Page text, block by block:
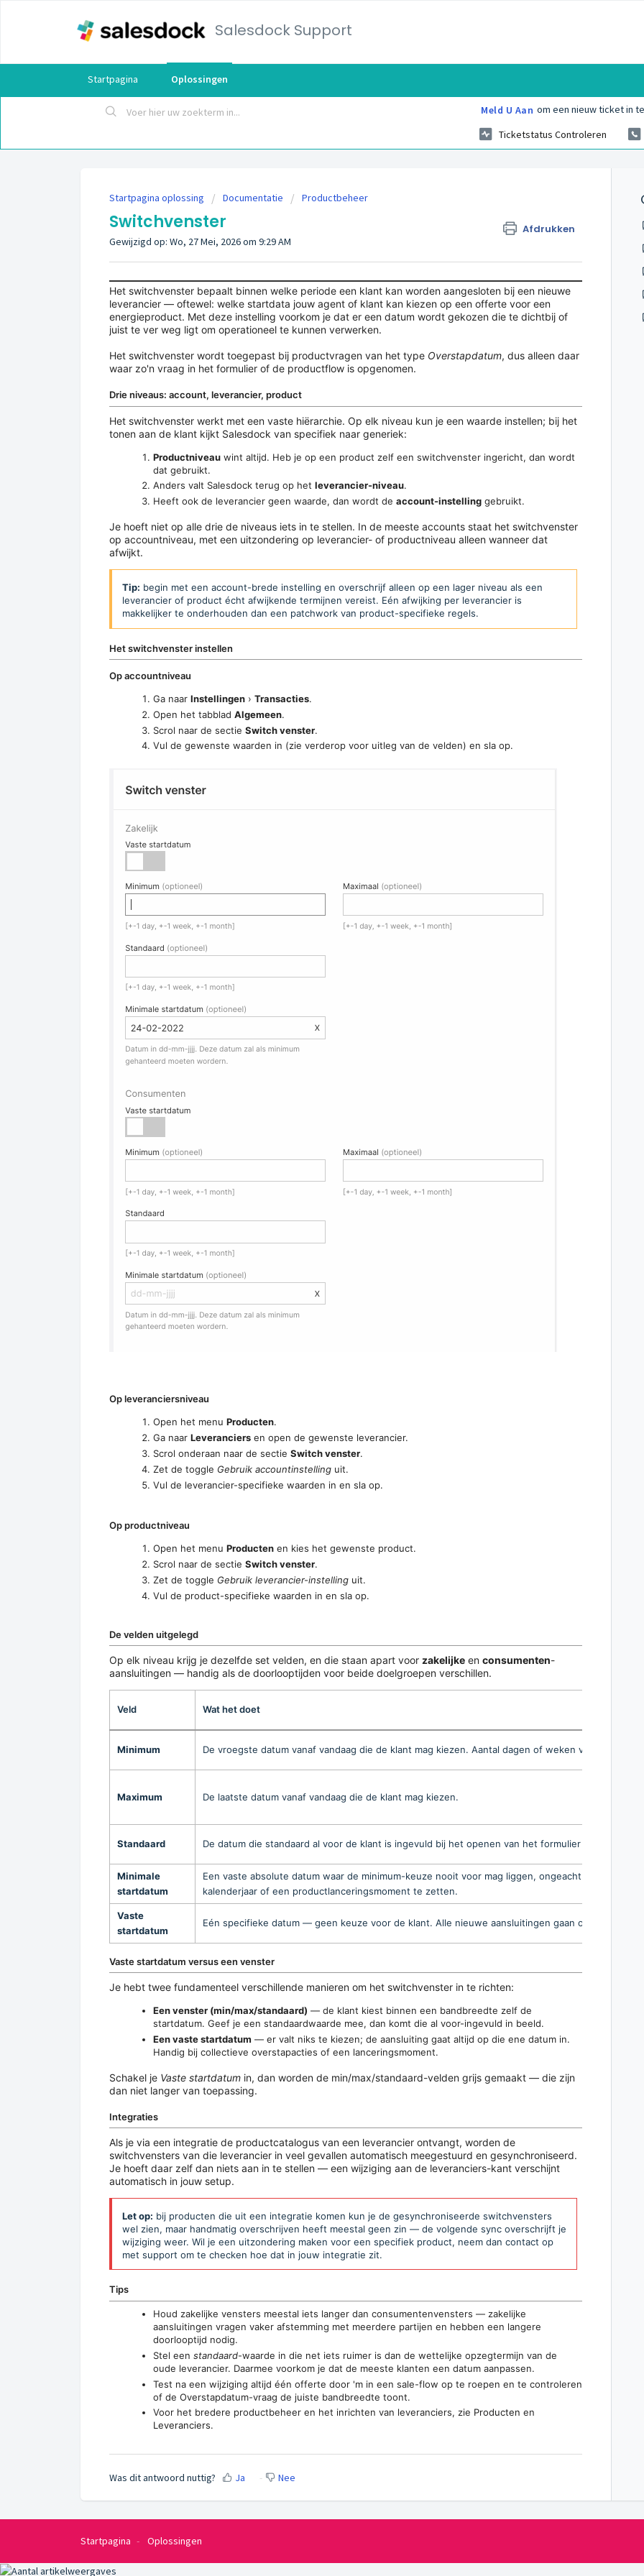
Salesdock Support
Startpagina Oplossingen
Meld U Aan om een nieuw ticket in
Ticketstatus Controleren
Startpagina oplossing Documentatie Productbeheer
Switchvenster Afdrukken
Gewijzigd op: Wo, 27 Mei, 2026 om 9:29 AM
Het switchvenster bepaalt binnen welke periode een klant kan worden aangesloten bij een nieuwe
leverancier — oftewel: welke startdata jouw agent of klant kan kiezen op een offerte voor een
energieproduct. Met deze instelling voorkom je dat er een datum wordt gekozen die te dichtbij of
juist te ver weg ligt om operationeel te kunnen verwerken.
Het switchvenster wordt toegepast bij productvragen van het type Overstapdatum, dus alleen daar
waar zo'n vraag in het formulier of de productflow is opgenomen.
Drie niveaus: account, leverancier, product
Het switchvenster werkt met een vaste hiërarchie. Op elk niveau kun je een waarde instellen; bij het
tonen aan de klant kijkt Salesdock van specifiek naar generiek:
Productniveau wint altijd. Heb je op een product zelf een switchvenster ingericht, dan wordt
dat gebruikt.
Anders valt Salesdock terug op het leverancier-niveau.
Heeft ook de leverancier geen waarde, dan wordt de account-instelling gebruikt.
Je hoeft niet op alle drie de niveaus iets in te stellen. In de meeste accounts staat het switchvenster
op accountniveau, met een uitzondering op leverancier- of productniveau alleen wanneer dat
afwijkt.
Tip: begin met een account-brede instelling en overschrijf alleen op een lager niveau als een
leverancier of product écht afwijkende termijnen vereist. Eén afwijking per leverancier is
makkelijker te onderhouden dan een patchwork van product-specifieke regels.
Het switchvenster instellen
Op accountniveau
Ga naar Instellingen › Transacties.
Open het tabblad Algemeen.
Scrol naar de sectie Switch venster.
Vul de gewenste waarden in (zie verderop voor uitleg van de velden) en sla op.
Op leveranciersniveau
Open het menu Producten.
Ga naar Leveranciers en open de gewenste leverancier.
Scrol onderaan naar de sectie Switch venster.
Zet de toggle Gebruik accountinstelling uit.
Vul de leverancier-specifieke waarden in en sla op.
Op productniveau
Open het menu Producten en kies het gewenste product.
Scrol naar de sectie Switch venster.
Zet de toggle Gebruik leverancier-instelling uit.
Vul de product-specifieke waarden in en sla op.
De velden uitgelegd
Op elk niveau krijg je dezelfde set velden, en die staan apart voor zakelijke en consumenten-
aansluitingen — handig als de doorlooptijden voor beide doelgroepen verschillen.
Veld Wat het doet
Minimum De vroegste datum vanaf vandaag die de klant mag kiezen. Aantal dagen of weken vooruit.
Maximum De laatste datum vanaf vandaag die de klant mag kiezen.
Standaard De datum die standaard al voor de klant is ingevuld bij het openen van het formulier — uiteraard
Minimale
startdatum
Een vaste absolute datum waar de minimum-keuze nooit voor mag liggen, ongeacht het aantal
kalenderjaar of een productlanceringsmoment te zetten.
Vaste
startdatum
Eén specifieke datum — geen keuze voor de klant. Alle nieuwe aansluitingen gaan op die ene
Vaste startdatum versus een venster
Je hebt twee fundamenteel verschillende manieren om het switchvenster in te richten:
Een venster (min/max/standaard) — de klant kiest binnen een bandbreedte zelf de
startdatum. Geef je een standaardwaarde mee, dan komt die al voor-ingevuld in beeld.
Een vaste startdatum — er valt niks te kiezen; de aansluiting gaat altijd op die ene datum in.
Handig bij collectieve overstapacties of een lanceringsmoment.
Schakel je Vaste startdatum in, dan worden de min/max/standaard-velden grijs gemaakt — die zijn
dan niet langer van toepassing.
Integraties
Als je via een integratie de productcatalogus van een leverancier ontvangt, worden de
switchvensters van die leverancier in veel gevallen automatisch meegestuurd en gesynchroniseerd.
Je hoeft daar zelf dan niets aan in te stellen — een wijziging aan de leveranciers-kant verschijnt
automatisch in jouw setup.
Let op: bij producten die uit een integratie komen kun je de gesynchroniseerde switchvensters
wel zien, maar handmatig overschrijven heeft meestal geen zin — de volgende sync overschrijft je
wijziging weer. Wil je een uitzondering maken voor een specifiek product, neem dan contact op
met support om te checken hoe dat in jouw integratie zit.
Tips
Houd zakelijke vensters meestal iets langer dan consumentenvensters — zakelijke
aansluitingen vragen vaker afstemming met meerdere partijen en hebben een langere
doorlooptijd nodig.
Stel een standaard-waarde in die net iets ruimer is dan de wettelijke opzegtermijn van de
oude leverancier. Daarmee voorkom je dat de meeste klanten een datum aanpassen.
Test na een wijziging altijd één offerte door 'm in een sale-flow op te roepen en te controleren
of de Overstapdatum-vraag de juiste bandbreedte toont.
Voor het bredere productbeheer en het inrichten van leveranciers, zie Producten en
Leveranciers.
Was dit antwoord nuttig? Ja Nee
Startpagina Oplossingen